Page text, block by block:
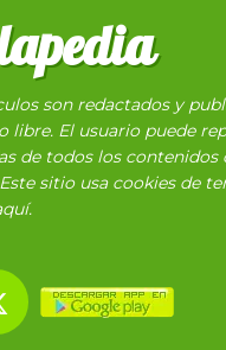
son redactados y
libre. El usuario puede
de todos los contenidos
sitio usa cookies de
.